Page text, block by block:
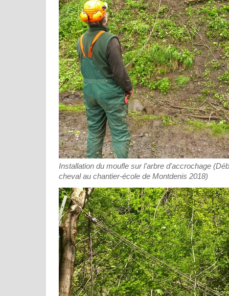
Installation du moufle sur l'arbre d'accrochage
cheval au chantier-école de Montdenis 2018)